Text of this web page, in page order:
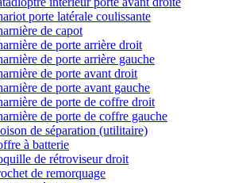
porte latérale coulissante
de capot
de porte arrière droit
de porte arrière gauche
de porte avant droit
de porte avant gauche
de porte de coffre droit
de porte de coffre gauche
de séparation (utilitaire)
à batterie
de rétroviseur droit
de remorquage